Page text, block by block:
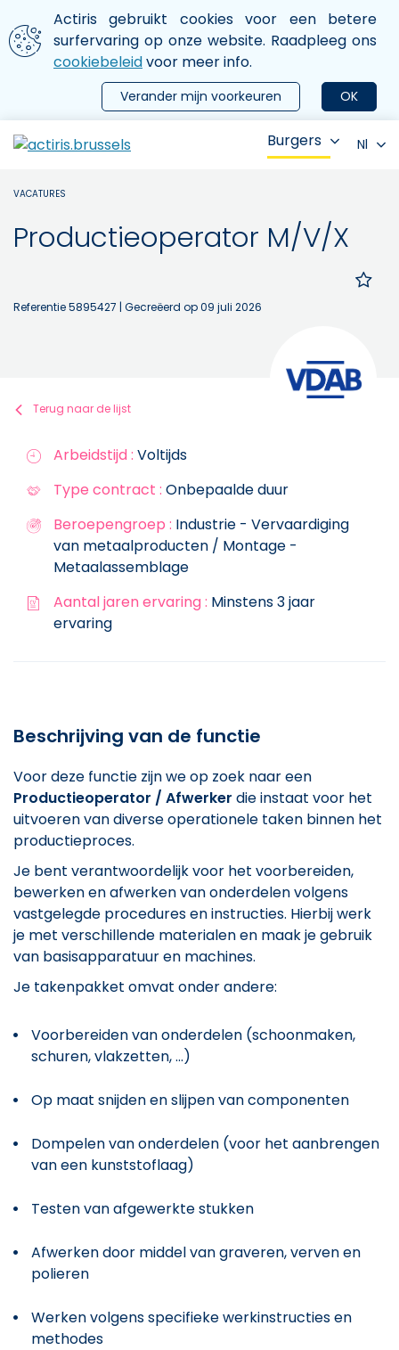
Aller au contenu principal
We gebruiken cookies
Actiris gebruikt cookies voor een betere
surfervaring op onze website. Raadpleeg ons
cookiebeleidvoor meer info.
OK
Verander mijn voorkeuren
le menu
Burgers Nl
VACATURES
Productieoperator M/V/X
Referentie 5895427 | Gecreëerd op 09 juli 2026
Terug naar de lijst
Arbeidstijd : Voltijds
Type contract : Onbepaalde duur
Beroepengroep : Industrie - Vervaardiging
van metaalproducten / Montage -
Metaalassemblage
Aantal jaren ervaring : Minstens 3 jaar
ervaring
Beschrijving van de functie
Voor deze functie zijn we op zoek naar een
Productieoperator / Afwerker die instaat voor het
uitvoeren van diverse operationele taken binnen het
productieproces.
Je bent verantwoordelijk voor het voorbereiden,
bewerken en afwerken van onderdelen volgens
vastgelegde procedures en instructies. Hierbij werk
je met verschillende materialen en maak je gebruik
van basisapparatuur en machines.
Je takenpakket omvat onder andere:
Voorbereiden van onderdelen (schoonmaken,
schuren, vlakzetten, ...)
Op maat snijden en slijpen van componenten
Dompelen van onderdelen (voor het aanbrengen
van een kunststoflaag)
Testen van afgewerkte stukken
Afwerken door middel van graveren, verven en
polieren
Werken volgens specifieke werkinstructies en
methodes